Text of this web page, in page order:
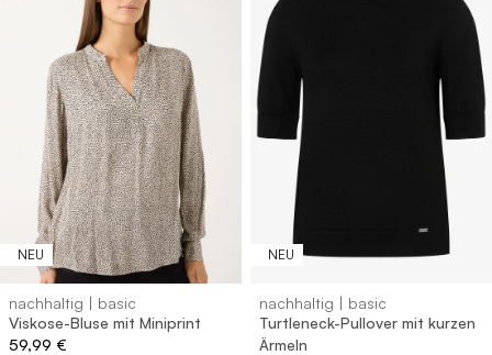
NEU
nachhaltig | basic
Viskose-Bluse mit Miniprint
59,99 €
NEU
nachhaltig | basic
Turtleneck-Pullover mit kurzen
Ärmeln